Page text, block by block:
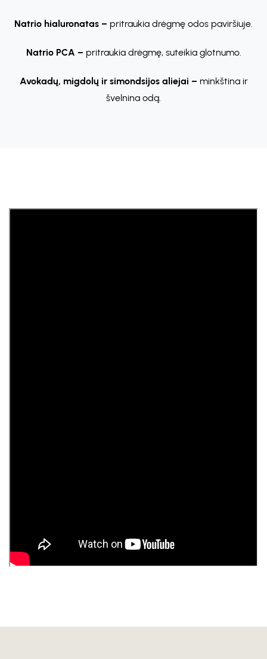
Natrio hialuronatas – pritraukia drėgmę odos paviršiuje.
Natrio PCA – pritraukia drėgmę, suteikia glotnumo.
Avokadų, migdolų ir simondsijos aliejai – minkština ir
švelnina odą.